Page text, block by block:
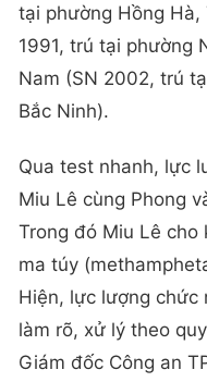
tại phường Hồng Hà,
1991, trú tại phường
Nam (SN 2002, trú
Bắc Ninh).
Qua test nhanh, lực
Miu Lê cùng Phong
Trong đó Miu Lê
ma túy
Hiện, lực lượng chức
làm rõ, xử lý theo
Giám đốc Công an